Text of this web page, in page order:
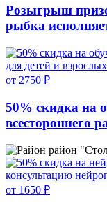
Розыгрыш
рыбка
от 2750 ₽
50% скидка на
всестороннего
район
от 1650 ₽